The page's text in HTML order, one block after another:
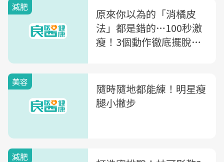
減肥
原來你以為的「消橘皮
法」都是錯的…100秒激
瘦！3個動作徹底擺脫橘
美容
隨時隨地都能練！明星瘦
腿小撇步
減肥